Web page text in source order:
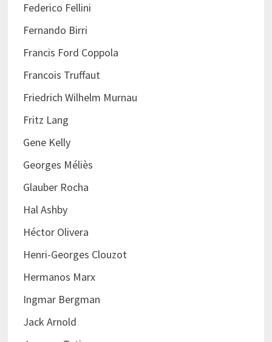
Federico Fellini
Fernando Birri
Francis Ford Coppola
Francois Truffaut
Friedrich Wilhelm Murnau
Fritz Lang
Gene Kelly
Georges Méliès
Glauber Rocha
Hal Ashby
Héctor Olivera
Henri-Georges Clouzot
Hermanos Marx
Ingmar Bergman
Jack Arnold